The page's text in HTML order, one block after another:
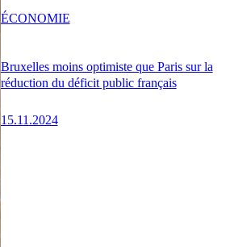
Bruxelles moins optimiste que Paris sur la
réduction du déficit public français
15.11.2024
ÉCONOMIE